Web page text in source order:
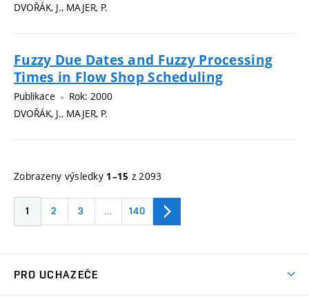
DVOŘÁK, J., MAJER, P.
Fuzzy Due Dates and Fuzzy Processing
Times in Flow Shop Scheduling
Publikace
Rok: 2000
DVOŘÁK, J., MAJER, P.
Zobrazeny výsledky 1–15 z 2093
1 2 3 … 140
PRO UCHAZEČE